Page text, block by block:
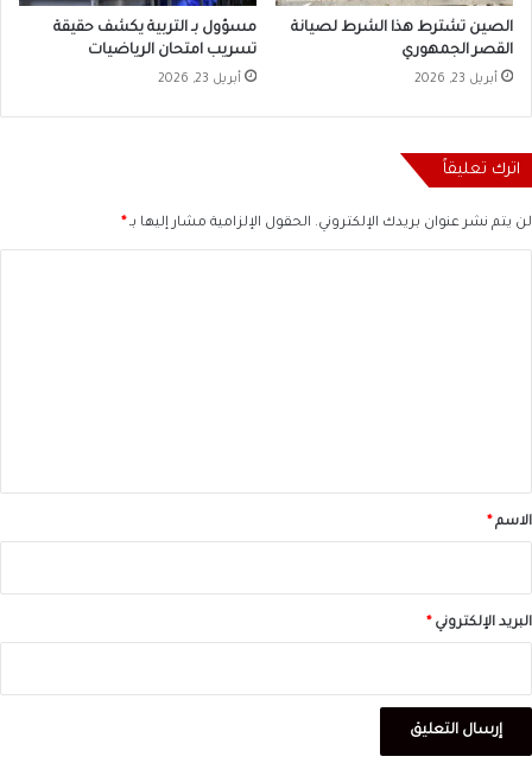
الصين تشترط هذا الشرط لصيانة
القصر الجمهوري
أبريل 23, 2026
مسؤول بـ التربية يكشف حقيقة
تسريب امتحان الرياضيات
أبريل 23, 2026
اترك تعليقاً
لن يتم نشر عنوان بريدك الإلكتروني. الحقول الإلزامية مشار إليها بـ*
*الاسم*
البريد الإلكتروني*